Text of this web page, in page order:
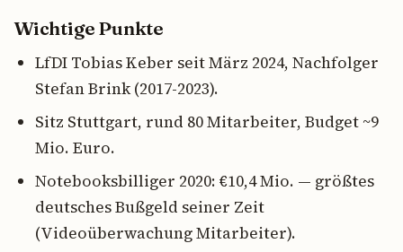
Wichtige Punkte
LfDI Tobias Keber seit März 2024, Nachfolger
Stefan Brink (2017-2023).
Sitz Stuttgart, rund 80 Mitarbeiter, Budget ~9
Mio. Euro.
Notebooksbilliger 2020: €10,4 Mio. — größtes
deutsches Bußgeld seiner Zeit
(Videoüberwachung Mitarbeiter).